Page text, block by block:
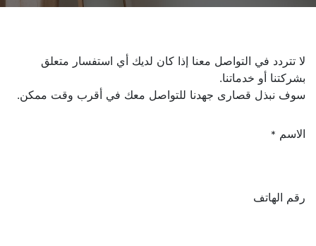
لا تتردد في التواصل معنا إذا كان لديك أي استفسار متعلق
بشركتنا أو خدماتنا.
سوف نبذل قصارى جهدنا للتواصل معك في أقرب وقت ممكن.
الاسم *
رقم الهاتف